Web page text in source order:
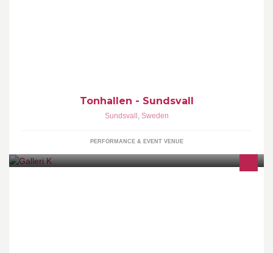
Tonhallen - Sundsvall
Sundsvall, Sweden
PERFORMANCE & EVENT VENUE